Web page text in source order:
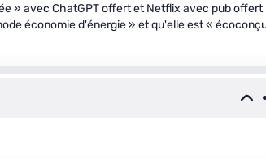
» avec ChatGPT offert et Netflix avec pub offert
économie d'énergie » et qu'elle est «